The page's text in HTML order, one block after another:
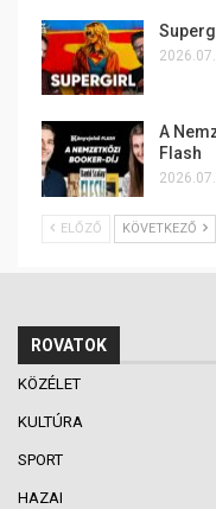
A
Flash
ELŐZŐ KÖVETKEZŐ
ROVATOK
KÖZÉLET
KULTÚRA
SPORT
HAZAI